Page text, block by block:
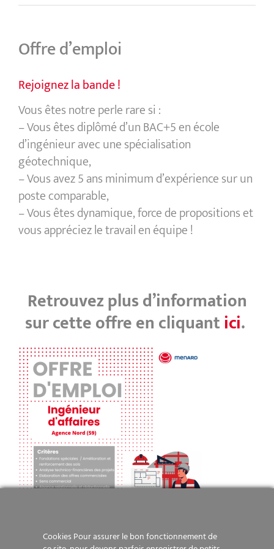
Offre d’emploi
Rejoignez la bande !
Vous êtes notre perle rare si :
– Vous êtes diplômé d’un BAC+5 en école
d’ingénieur avec une spécialisation
géotechnique,
– Vous avez 5 ans minimum d’expérience sur un
poste comparable,
– Vous êtes dynamique, force de propositions et
vous appréciez le travail en équipe !
Retrouvez plus d’information
sur cette offre en cliquantici.
Cookies Pour assurer le bon fonctionnement de